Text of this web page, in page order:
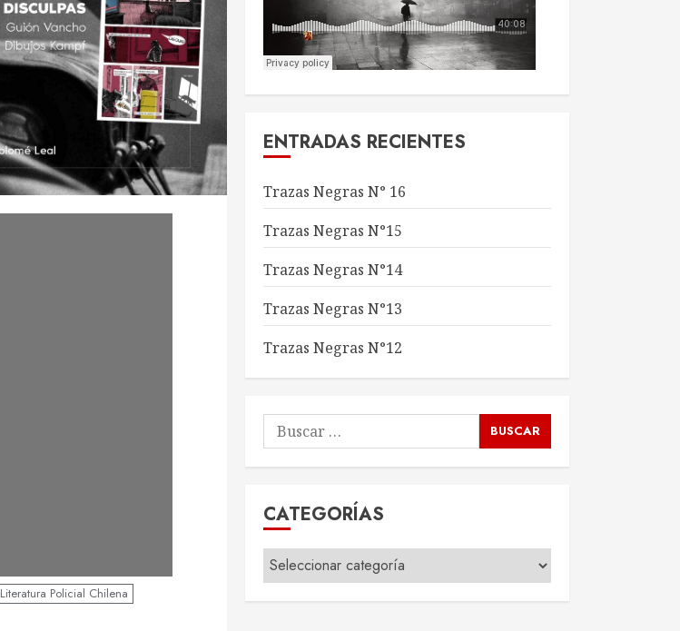
Literatura Policial Chilena
ENTRADAS RECIENTES
Trazas Negras N° 16
Trazas Negras N°15
Trazas Negras N°14
Trazas Negras N°13
Trazas Negras N°12
Buscar
por:
CATEGORÍAS
Categorías